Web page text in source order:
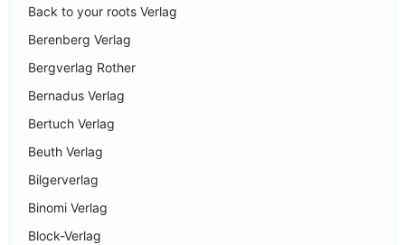
Back to your roots Verlag
Berenberg Verlag
Bergverlag Rother
Bernadus Verlag
Bertuch Verlag
Beuth Verlag
Bilgerverlag
Binomi Verlag
Block-Verlag